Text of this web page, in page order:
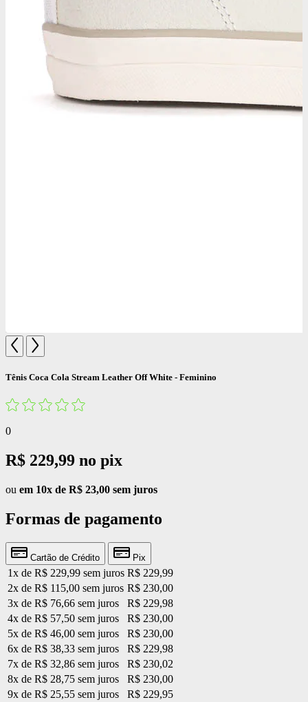
Tênis Coca Cola Stream Leather Off White - Feminino
0
R$ 229,99 no pix
ou em 10x de R$ 23,00 sem juros
Formas de pagamento
Cartão de Crédito Pix
1x de R$ 229,99 sem juros R$ 229,99
2x de R$ 115,00 sem juros R$ 230,00
3x de R$ 76,66 sem juros
R$ 229,98
4x de R$ 57,50 sem juros
R$ 230,00
5x de R$ 46,00 sem juros
R$ 230,00
6x de R$ 38,33 sem juros
R$ 229,98
7x de R$ 32,86 sem juros
R$ 230,02
8x de R$ 28,75 sem juros
R$ 230,00
9x de R$ 25,55 sem juros
R$ 229,95